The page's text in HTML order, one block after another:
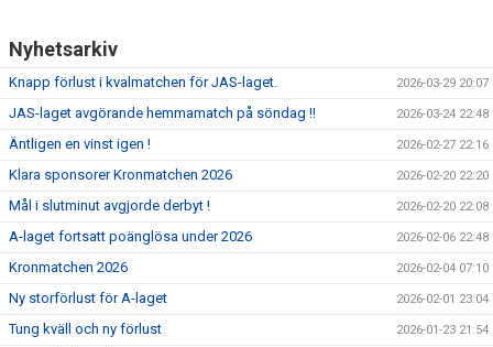
MEDLEMSAVGIFTER
50/50 LOTTERI
Nyhetsarkiv
Knapp förlust i kvalmatchen för JAS-laget. 2026-03-29 20:07
JAS-laget avgörande hemmamatch på söndag !! 2026-03-24 22:48
Äntligen en vinst igen ! 2026-02-27 22:16
Klara sponsorer Kronmatchen 2026 2026-02-20 22:20
Mål i slutminut avgjorde derbyt ! 2026-02-20 22:08
A-laget fortsatt poänglösa under 2026 2026-02-06 22:48
Kronmatchen 2026 2026-02-04 07:10
Ny storförlust för A-laget 2026-02-01 23:04
Tung kväll och ny förlust 2026-01-23 21:54